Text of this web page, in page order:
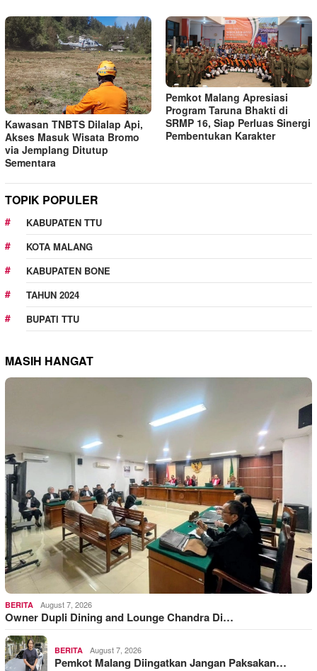
Kawasan TNBTS Dilalap Api,
Akses Masuk Wisata Bromo
via Jemplang Ditutup
Sementara
Pemkot Malang Apresiasi
Program Taruna Bhakti di
SRMP 16, Siap Perluas Sinergi
Pembentukan Karakter
TOPIK POPULER
KABUPATEN TTU
KOTA MALANG
KABUPATEN BONE
TAHUN 2024
BUPATI TTU
MASIH HANGAT
BERITA August 7, 2026
Owner Dupli Dining and Lounge Chandra Di…
BERITA August 7, 2026
Pemkot Malang Diingatkan Jangan Paksakan…